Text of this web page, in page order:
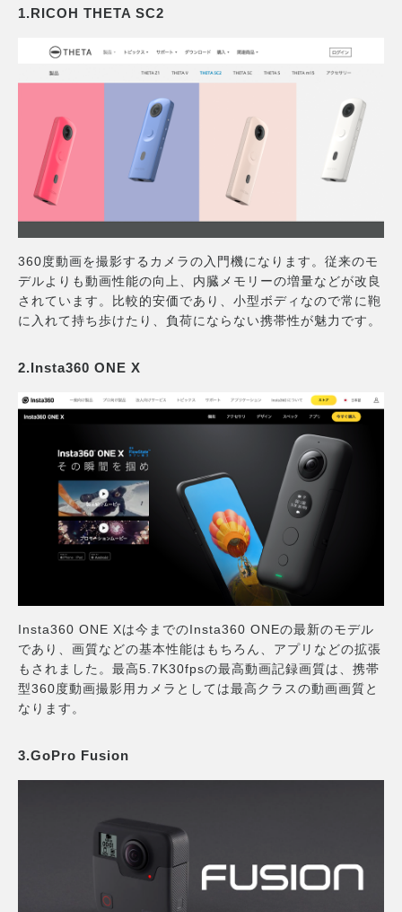
1.RICOH THETA SC2
360度動画を撮影するカメラの入門機になります。従来のモ
デルよりも動画性能の向上、内臓メモリーの増量などが改良
されています。比較的安価であり、小型ボディなので常に鞄
に入れて持ち歩けたり、負荷にならない携帯性が魅力です。
2.Insta360 ONE X
Insta360 ONE Xは今までのInsta360 ONEの最新のモデル
であり、画質などの基本性能はもちろん、アプリなどの拡張
もされました。最高5.7K30fpsの最高動画記録画質は、携帯
型360度動画撮影用カメラとしては最高クラスの動画画質と
なります。
3.GoPro Fusion